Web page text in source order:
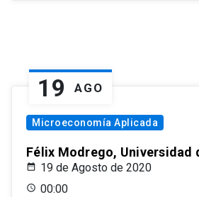
19 AGO
Microeconomía Aplicada
Félix Modrego, Universidad
19 de Agosto de 2020
00:00